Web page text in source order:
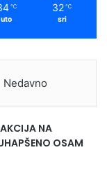
℃
uto
32 ℃
sri
Nedavno
NA
OSAM